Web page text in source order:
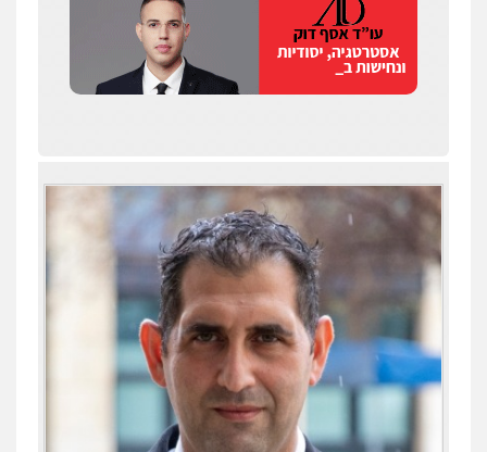
עו"ד תומר נוה
פלילי מעצרים וחקירות עבירות המתה עורכי
דין לענייני אסירים
0507913332
עו"ד איהאב ג'לג'ולי
פלילי מעצרים וחקירות עורכי דין לענייני
אסירים
0505216700
עו"ד שלומי שרון
פלילי צבאי מעצרים וחקירות